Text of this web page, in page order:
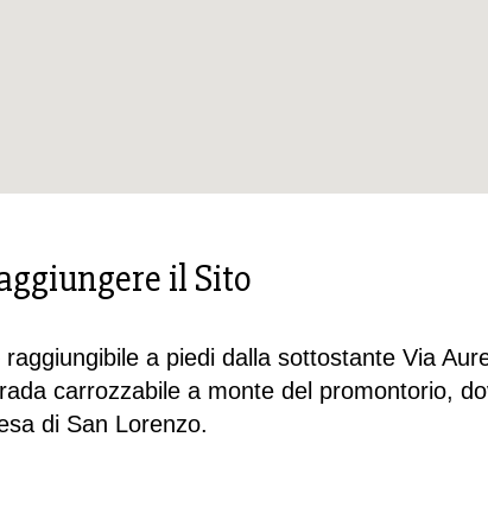
il Sito
raggiungibile a piedi dalla sottostante Via
carrozzabile a monte del promontorio,
di San Lorenzo.